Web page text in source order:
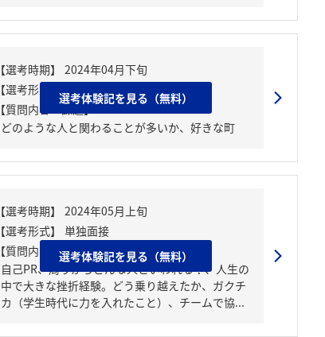
【質問内容・課題】
どのような人と関わることが多いか、好きな町
選考体験記を見る（無料）
【質問内容・課題】
自己PR、周りからどんな人といわれる？、人生の
中で大きな挫折経験。どう乗り越えたか、ガクチ
カ（学生時代に力を入れたこと）、チームで協...
選考体験記を見る（無料）